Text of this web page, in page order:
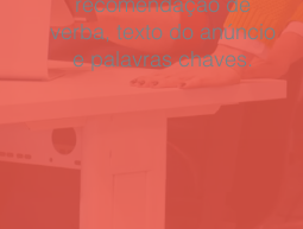
verba, texto do anúncio
e palavras chaves.